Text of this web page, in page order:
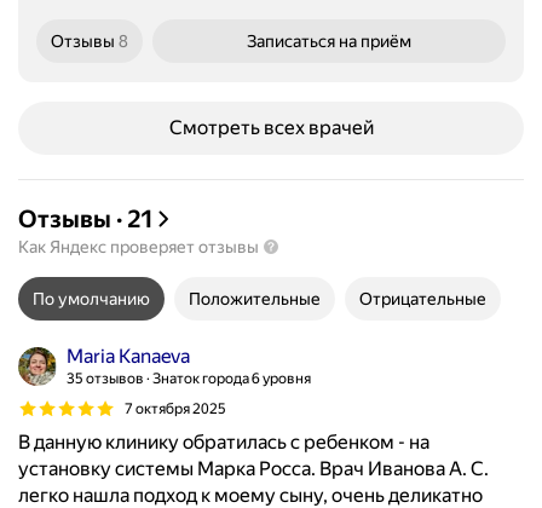
Отзывы 8 Записаться на приём
Смотреть всех врачей
Отзывы · 21
Как Яндекс проверяет отзывы
По умолчанию Положительные Отрицательные
Maria Kanaeva
35 отзывов Знаток города 6 уровня
7 октября 2025
В данную клинику обратилась с ребенком - на
установку системы Марка Росса. Врач Иванова А. С.
легко нашла подход к моему сыну, очень деликатно